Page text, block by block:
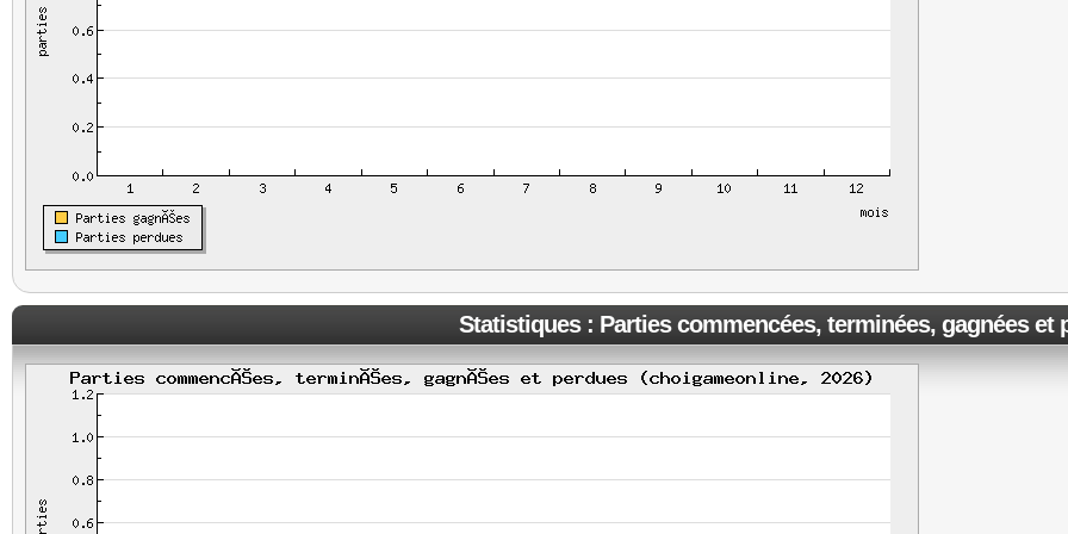
Statistiques : Parties commencées, terminées, gagnées et